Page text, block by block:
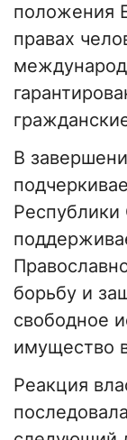
положения
правах
В
борьбу и
свободное
имущество
Реакция